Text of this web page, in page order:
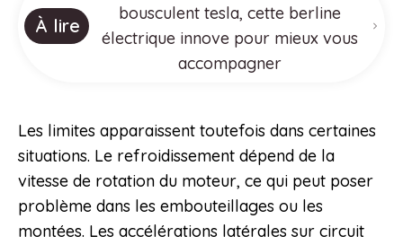
À lire
bousculent tesla, cette berline
électrique innove pour mieux vous
accompagner
Les limites apparaissent toutefois dans certaines
situations. Le refroidissement dépend de la
vitesse de rotation du moteur, ce qui peut poser
problème dans les embouteillages ou les
montées. Les accélérations latérales sur circuit